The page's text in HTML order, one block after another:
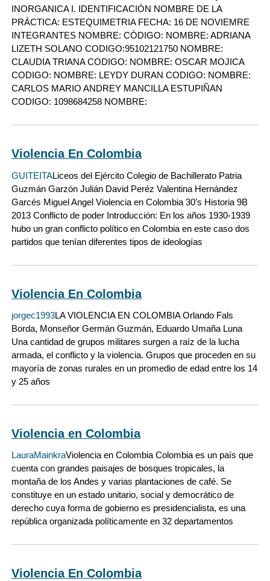
INORGANICA I. IDENTIFICACIÓN NOMBRE DE LA
PRÁCTICA: ESTEQUIMETRIA FECHA: 16 DE NOVIEMRE
INTEGRANTES NOMBRE: CÓDIGO: NOMBRE: ADRIANA
LIZETH SOLANO CODIGO:95102121750 NOMBRE:
CLAUDIA TRIANA CODIGO: NOMBRE: OSCAR MOJICA
CODIGO: NOMBRE: LEYDY DURAN CODIGO: NOMBRE:
CARLOS MARIO ANDREY MANCILLA ESTUPIÑAN
CODIGO: 1098684258 NOMBRE:
Violencia En Colombia
GUITEITALiceos del Ejército Colegio de Bachillerato Patria
Guzmán Garzón Julián David Peréz Valentina Hernández
Garcés Miguel Angel Violencia en Colombia 30’s Historia 9B
2013 Conflicto de poder Introducción: En los años 1930-1939
hubo un gran conflicto político en Colombia en este caso dos
partidos que tenían diferentes tipos de ideologías
Violencia En Colombia
jorgec1993LA VIOLENCIA EN COLOMBIA Orlando Fals
Borda, Monseñor Germán Guzmán, Eduardo Umaña Luna
Una cantidad de grupos militares surgen a raíz de la lucha
armada, el conflicto y la violencia. Grupos que proceden en su
mayoría de zonas rurales en un promedio de edad entre los 14
y 25 años
Violencia en Colombia
LauraMainkraViolencia en Colombia Colombia es un país que
cuenta con grandes paisajes de bosques tropicales, la
montaña de los Andes y varias plantaciones de café. Se
constituye en un estado unitario, social y democrático de
derecho cuya forma de gobierno es presidencialista, es una
república organizada políticamente en 32 departamentos
Violencia En Colombia